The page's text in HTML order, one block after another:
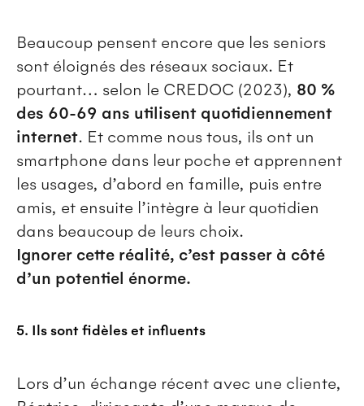
Beaucoup pensent encore que les seniors
sont éloignés des réseaux sociaux. Et
pourtant… selon le CREDOC (2023), 80 %
des 60-69 ans utilisent quotidiennement
internet. Et comme nous tous, ils ont un
smartphone dans leur poche et apprennent
les usages, d’abord en famille, puis entre
amis, et ensuite l’intègre à leur quotidien
dans beaucoup de leurs choix.
Ignorer cette réalité, c’est passer à côté
d’un potentiel énorme.
5. Ils sont fidèles et influents
Lors d’un échange récent avec une cliente,